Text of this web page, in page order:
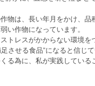
物は、長い年月をかけ、品
い作物になっています。
トレスがかからない環境
させる食品”になると信じて
る為に、私が実践している